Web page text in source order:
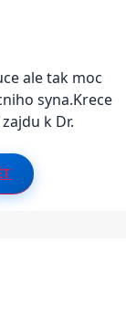
ale tak moc
syna.Krece
k Dr.